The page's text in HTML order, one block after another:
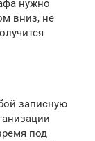
нужно
вниз, не
записную
под